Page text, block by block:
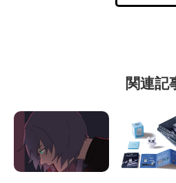
関連記